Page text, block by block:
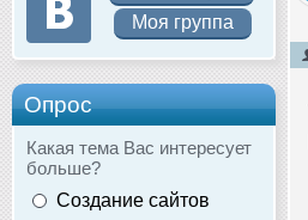
Моя группа
Опрос
Какая тема Вас интересует
больше?
Создание сайтов